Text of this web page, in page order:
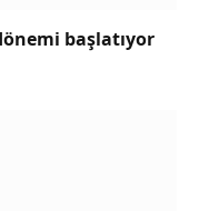
başlatıyor